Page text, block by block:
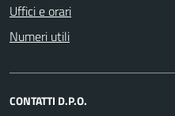
Uffici e orari
Numeri utili
CONTATTI D.P.O.